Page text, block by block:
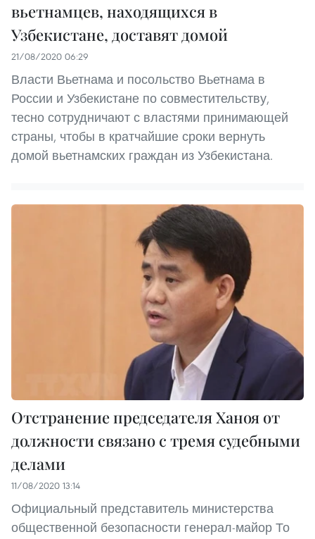
вьетнамцев, находящихся в
Узбекистане, доставят домой
21/08/2020 06:29
Власти Вьетнама и посольство Вьетнама в
России и Узбекистане по совместительству,
тесно сотрудничают с властями принимающей
страны, чтобы в кратчайшие сроки вернуть
домой вьетнамских граждан из Узбекистана.
Отстранение председателя Ханоя от
должности связано с тремя судебными
делами
11/08/2020 13:14
Официальный представитель министерства
общественной безопасности генерал-майор То